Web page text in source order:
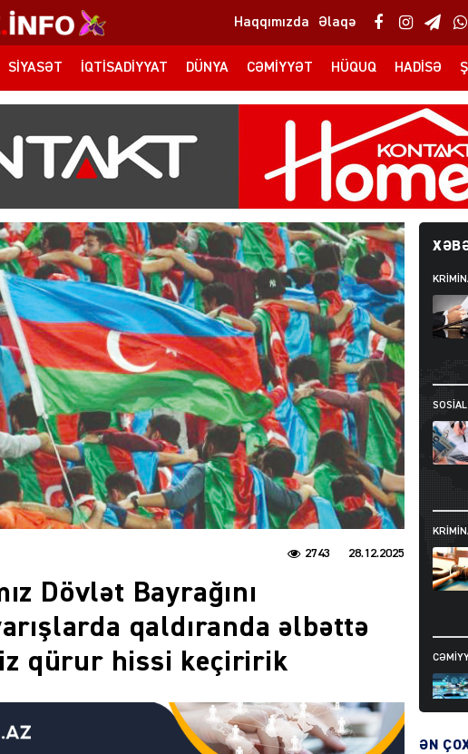
Haqqımızda Əlaqə
SIYASƏT İQTISADIYYAT DÜNYA CƏMIYYƏT HÜQUQ HADISƏ
28.12.2025
2743
Dövlət Bayrağını
qaldıranda əlbəttə
qürur hissi keçiririk
SOSIAL
ƏN